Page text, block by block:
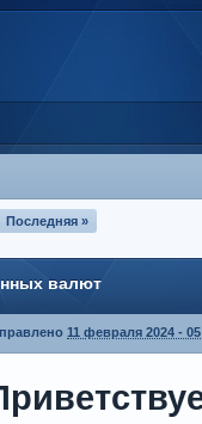
Последняя »
валют
11 февраля 2024 -